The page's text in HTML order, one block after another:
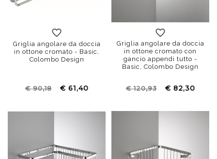
Griglia angolare da doccia
in ottone cromato - Basic,
Colombo Design
€ 90,18 € 61,40
Griglia angolare da doccia
in ottone cromato con
gancio appendi tutto -
Basic, Colombo Design
€ 120,93 € 82,30